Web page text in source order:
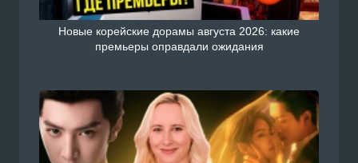
Новые корейские дорамы августа 2026: какие
премьеры оправдали ожидания